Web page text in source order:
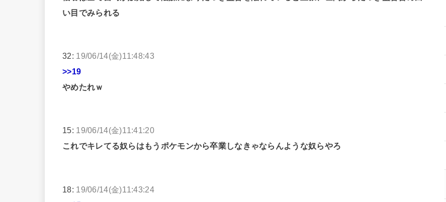
い目でみられる
32: 19/06/14(金)11:48:43
>>19
やめたれｗ
15: 19/06/14(金)11:41:20
これでキレてる奴らはもうポケモンから卒業しなきゃならんような奴らやろ
18: 19/06/14(金)11:43:24